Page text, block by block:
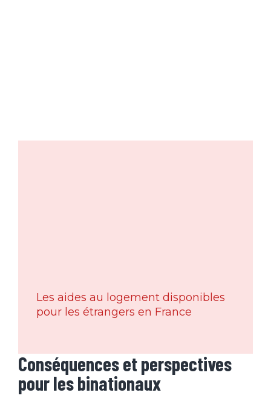
Les aides au logement disponibles
pour les étrangers en France
Conséquences et perspectives
pour les binationaux